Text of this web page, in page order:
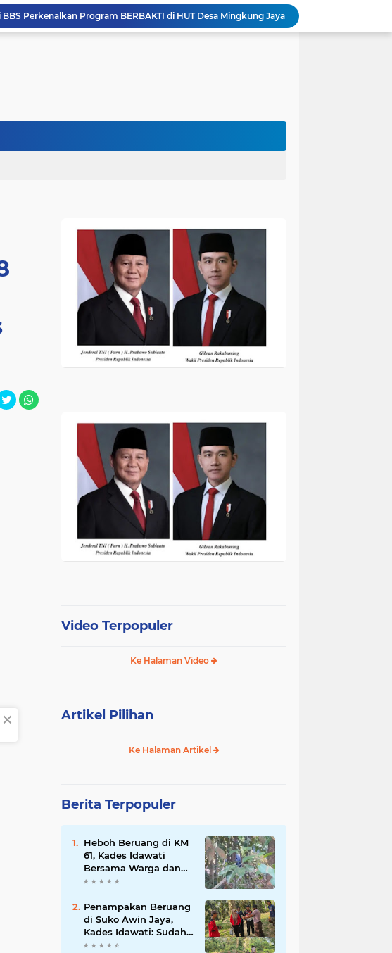
BBS Perkenalkan Program BERBAKTI di HUT Desa Mingkung Jaya
Bikin Resah: Petugas Damkar Sungai Bahar Amankan Sarang Tawon di Pemukiman Warga
Penampakan Beruang di Suko Awin Jaya, Kades Idawati: Sudah Lapor BKSDA Jambi
Video Terpopuler
Ke Halaman Video
Artikel Pilihan
Ke Halaman Artikel
Berita Terpopuler
Heboh Beruang di KM
61, Kades Idawati
Bersama Warga dan
BPD Turun Langsung
Penampakan Beruang
di Suko Awin Jaya,
Kades Idawati: Sudah
Lapor BKSDA Jambi
×